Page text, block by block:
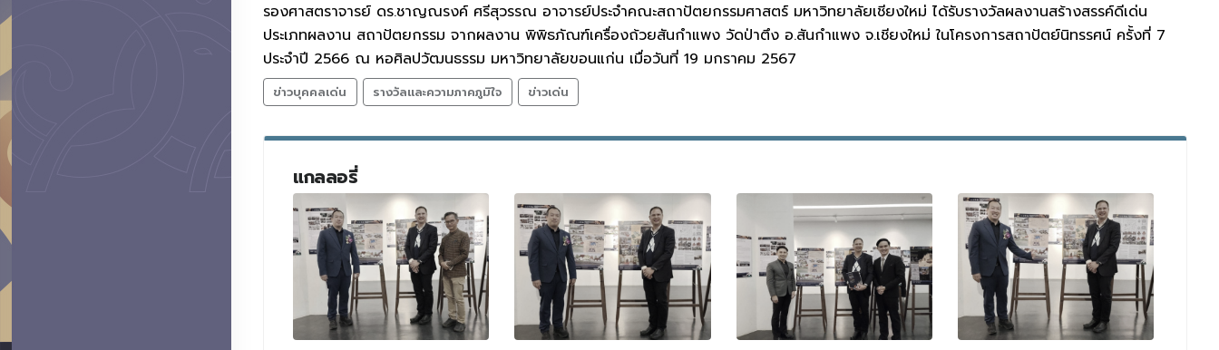
รองศาสตราจารย์ ดร.ชาญณรงค์ ศรีสุวรรณ อาจารย์ประจำคณะสถาปัตยกรรมศาสตร์ มหาวิทยาลัยเชียงใหม่ ได้รับรางวัลผลงานสร้างสรรค์ดีเด่น
ประเภทผลงาน สถาปัตยกรรม จากผลงาน พิพิธภัณฑ์เครื่องถ้วยสันกำแพง วัดป่าตึง อ.สันกำแพง จ.เชียงใหม่ ในโครงการสถาปัตย์นิทรรศน์ ครั้งที่ 7
ประจำปี 2566 ณ หอศิลปวัฒนธรรม มหาวิทยาลัยขอนแก่น เมื่อวันที่ 19 มกราคม 2567
ข่าวบุคคลเด่น รางวัลและความภาคภูมิใจ ข่าวเด่น
แกลลอรี่